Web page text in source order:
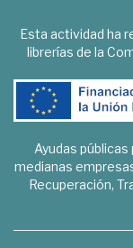
Esta actividad ha
librerías de la
Ayudas
medianas
Recuperación,